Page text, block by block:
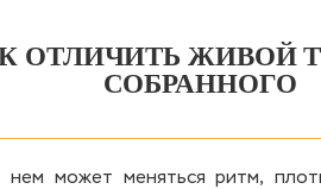
ОТЛИЧИТЬ ЖИВОЙ
СОБРАННОГО
может меняться ритм,